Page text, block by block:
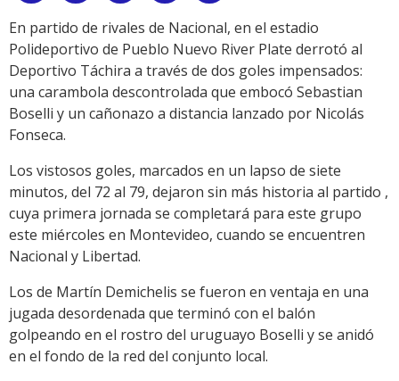
Link
En partido de rivales de Nacional, en el estadio
Polideportivo de Pueblo Nuevo River Plate derrotó al
Deportivo Táchira a través de dos goles impensados:
una carambola descontrolada que embocó Sebastian
Boselli y un cañonazo a distancia lanzado por Nicolás
Fonseca.
Los vistosos goles, marcados en un lapso de siete
minutos, del 72 al 79, dejaron sin más historia al partido ,
cuya primera jornada se completará para este grupo
este miércoles en Montevideo, cuando se encuentren
Nacional y Libertad.
Los de Martín Demichelis se fueron en ventaja en una
jugada desordenada que terminó con el balón
golpeando en el rostro del uruguayo Boselli y se anidó
en el fondo de la red del conjunto local.